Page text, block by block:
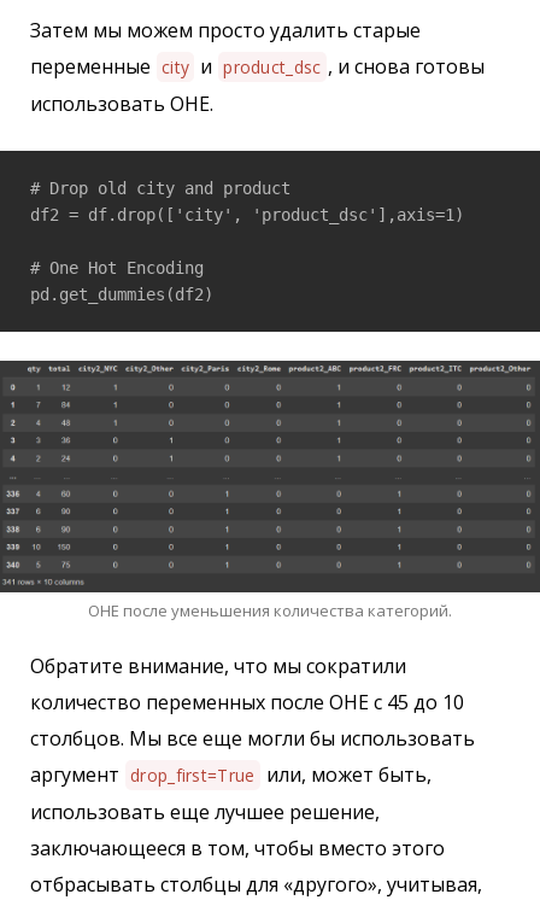
Затем мы можем просто удалить старые
переменные city и product_dsc , и снова готовы
использовать OHE.
# Drop old city and product
df2 = df.drop(['city', 'product_dsc'],axis=1)
# One Hot Encoding
pd.get_dummies(df2)
OHE после уменьшения количества категорий.
Обратите внимание, что мы сократили
количество переменных после OHE с 45 до 10
столбцов. Мы все еще могли бы использовать
аргумент drop_first=True
или, может быть,
использовать еще лучшее решение,
заключающееся в том, чтобы вместо этого
отбрасывать столбцы для «другого», учитывая,